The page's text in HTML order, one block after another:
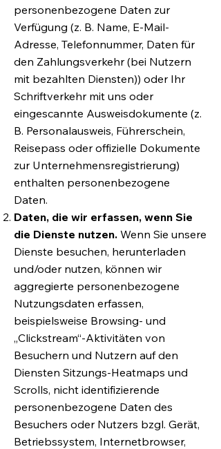
personenbezogene Daten zur
Verfügung (z. B. Name, E-Mail-
Adresse, Telefonnummer, Daten für
den Zahlungsverkehr (bei Nutzern
mit bezahlten Diensten)) oder Ihr
Schriftverkehr mit uns oder
eingescannte Ausweisdokumente (z.
B. Personalausweis, Führerschein,
Reisepass oder offizielle Dokumente
zur Unternehmensregistrierung)
enthalten personenbezogene
Daten.
Daten, die wir erfassen, wenn Sie
die Dienste nutzen. Wenn Sie unsere
Dienste besuchen, herunterladen
und/oder nutzen, können wir
aggregierte personenbezogene
Nutzungsdaten erfassen,
beispielsweise Browsing- und
„Clickstream“-Aktivitäten von
Besuchern und Nutzern auf den
Diensten Sitzungs-Heatmaps und
Scrolls, nicht identifizierende
personenbezogene Daten des
Besuchers oder Nutzers bzgl. Gerät,
Betriebssystem, Internetbrowser,